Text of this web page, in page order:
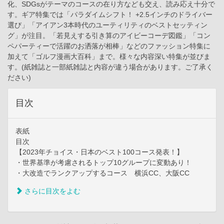
化、SDGsがテーマのコースの在り方なども交え、読み応え十分で
す。ギア特集では「パラダイムシフト！ +2.5インチのドライバー
選び」「アイアン3本時代のユーティリティのベストセッティン
グ」が注目。「若見えする引き算のアイビーコーデ図鑑」「コン
ペパーティーで活躍のお洒落が相棒」などのファッション特集に
加えて「ゴルフ漫画大百科」まで。様々な内容深い特集が並びま
す。(紙雑誌と一部紙雑誌と内容が違う場合があります。ご了承く
ださい)
目次
表紙
目次
【2023年チョイス・日本のベスト100コース発表！】
・世界基準が考慮されるトップ10グループに変動あり！
・大改造でランクアップするコース 横浜CC、大阪CC
さらに目次をよむ